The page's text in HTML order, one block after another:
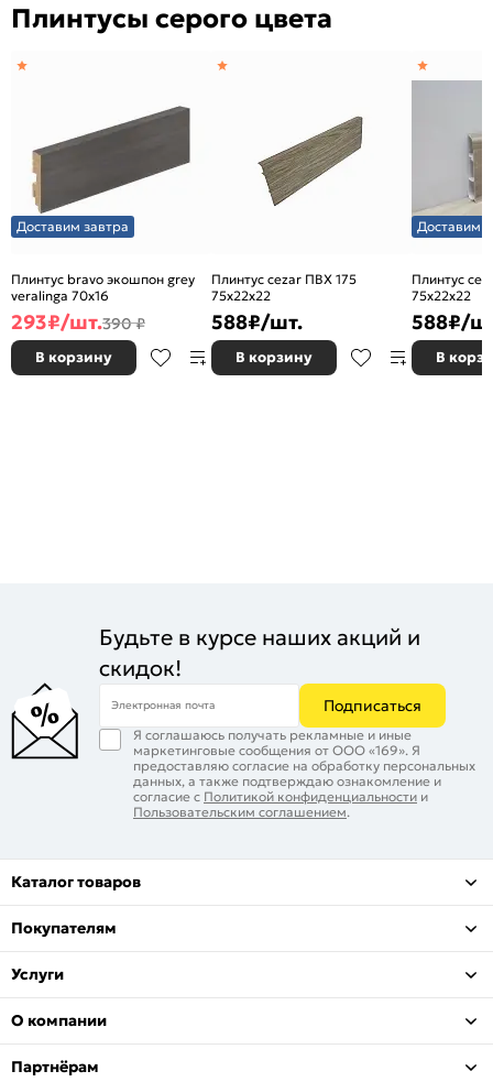
Плинтусы серого цвета
Доставим завтра
Плинтус bravo экошпон grey
veralinga 70x16
293₽/шт.390 ₽
В корзину
Плинтус cezar ПВХ 175
75x22x22
588₽/шт.
В корзину
Доставим
Плинтус
75x22x22
588₽/
В
Будьте в курсе наших акций и
скидок!
Электронная почта Подписаться
Я соглашаюсь получать рекламные и иные
маркетинговые сообщения от ООО «169». Я
предоставляю согласие на обработку персональных
данных, а также подтверждаю ознакомление и
согласие с Политикой конфиденциальности и
Пользовательским соглашением.
Каталог товаров
Покупателям
Услуги
О компании
Партнёрам